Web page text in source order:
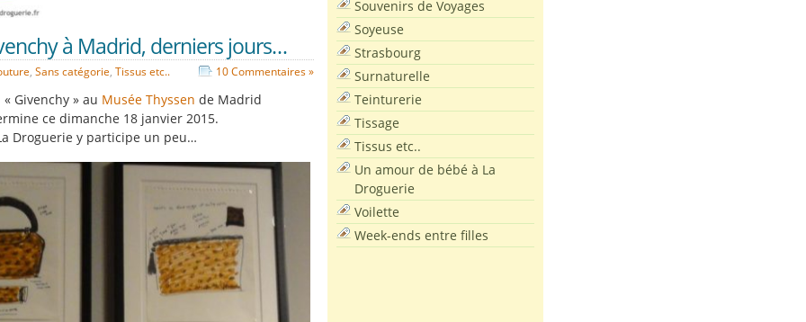
à Madrid, derniers jours…
, Sans catégorie, Tissus etc.. 10 Commentaires »
« Givenchy » au Musée Thyssen de Madrid
ce dimanche 18 janvier 2015.
Droguerie y participe un peu…
Souvenirs de Voyages
Soyeuse
Strasbourg
Surnaturelle
Teinturerie
Tissage
Tissus etc..
Un amour de bébé à La
Droguerie
Voilette
Week-ends entre filles